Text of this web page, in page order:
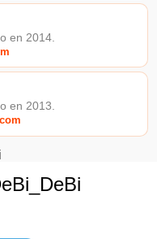
en 2014.
en 2013.